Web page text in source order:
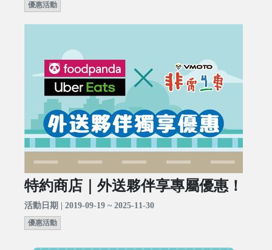
優惠活動
特約商店｜外送夥伴享專屬優惠！
活動日期 | 2019-09-19 ~ 2025-11-30
優惠活動